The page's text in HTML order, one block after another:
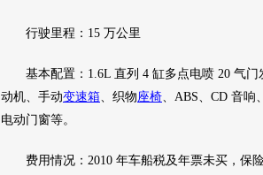
行驶里程：15 万公里
基本配置：1.6L 直列 4 缸多点电喷 20 气门
动机 、手动变速箱 、织物座椅 、ABS、CD 音响、
电动门窗等。
费用情况：2010 年车船税及年票未买，保